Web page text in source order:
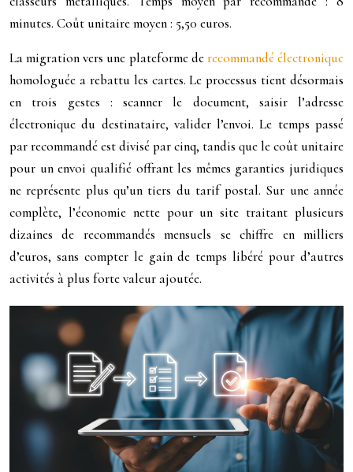
minutes. Coût unitaire moyen : 5,50 euros.
La migration vers une plateforme derecommandé électronique
homologuée a rebattu les cartes. Le processus tient désormais
en trois gestes : scanner le document, saisir l’adresse
électronique du destinataire, valider l’envoi. Le temps passé
par recommandé est divisé par cinq, tandis que le coût unitaire
pour un envoi qualifié offrant les mêmes garanties juridiques
ne représente plus qu’un tiers du tarif postal. Sur une année
complète, l’économie nette pour un site traitant plusieurs
dizaines de recommandés mensuels se chiffre en milliers
d’euros, sans compter le gain de temps libéré pour d’autres
activités à plus forte valeur ajoutée.